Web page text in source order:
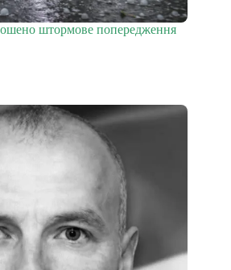
штормове попередження